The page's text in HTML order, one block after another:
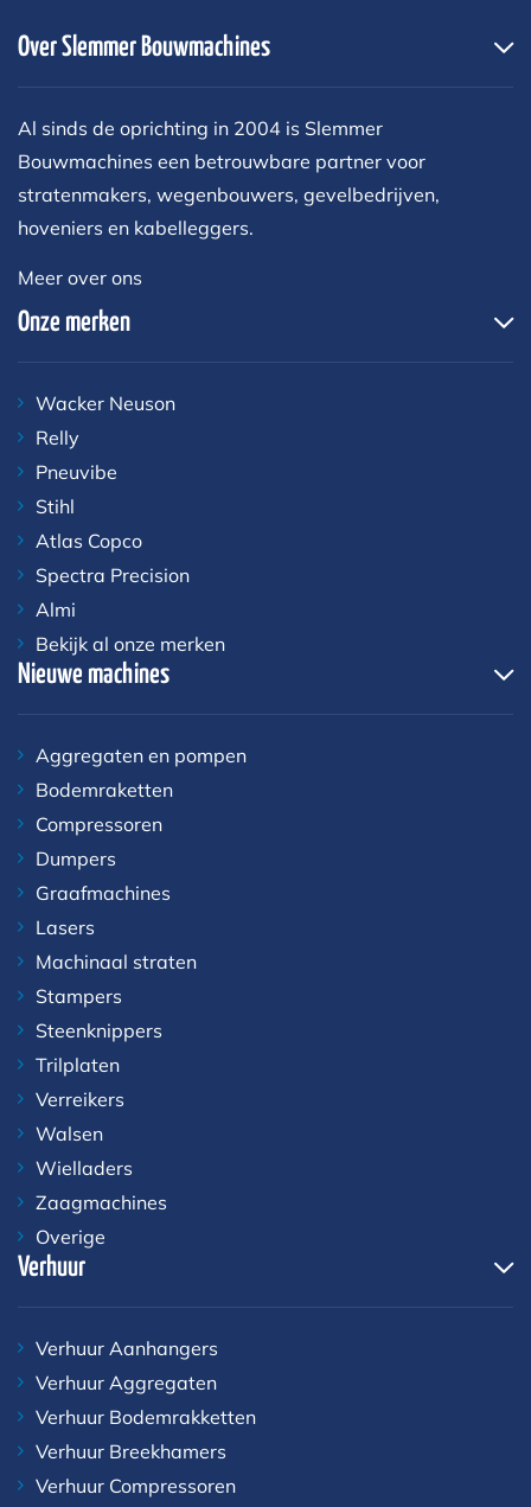
Over Slemmer Bouwmachines
Al sinds de oprichting in 2004 is Slemmer
Bouwmachines een betrouwbare partner voor
stratenmakers, wegenbouwers, gevelbedrijven,
hoveniers en kabelleggers.
Meer over ons
Onze merken
Wacker Neuson
Relly
Pneuvibe
Stihl
Atlas Copco
Spectra Precision
Almi
Bekijk al onze merken
Nieuwe machines
Aggregaten en pompen
Bodemraketten
Compressoren
Dumpers
Graafmachines
Lasers
Machinaal straten
Stampers
Steenknippers
Trilplaten
Verreikers
Walsen
Wielladers
Zaagmachines
Overige
Verhuur
Verhuur Aanhangers
Verhuur Aggregaten
Verhuur Bodemrakketten
Verhuur Breekhamers
Verhuur Compressoren